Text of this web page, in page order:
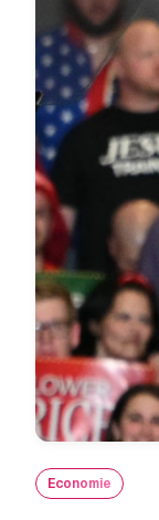
Economie